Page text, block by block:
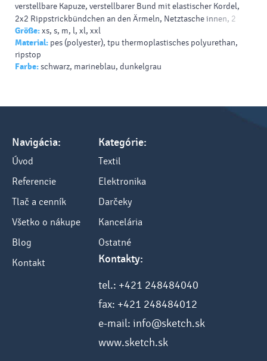
verstellbare Kapuze, verstellbarer Bund mit elastischer Kordel,
2x2 Rippstrickbündchen an den Ärmeln, Netztasche innen, 2
Seitentaschen und 1 Brusttasche mit Reißverschluss,
innenliegende elastische Kordel zur Taillenregulierung,
Veredelungszugang, 40° waschbar, nicht bügeln,
trocknergeeignet bei niedriger Temperatur, nicht chemisch
Größe:xs, s, m, l, xl, xxl
Material: pes (polyester), tpu thermoplastisches polyurethan,
ripstop
Farbe:schwarz, marineblau, dunkelgrau
Navigácia:
Úvod
Referencie
Tlač a cenník
Všetko o nákupe
Blog
Kontakt
Kategórie:
Textil
Elektronika
Darčeky
Kancelária
Ostatné
Kontakty:
tel.: +421 248484040
fax: +421 248484012
e-mail: info@sketch.sk
www.sketch.sk